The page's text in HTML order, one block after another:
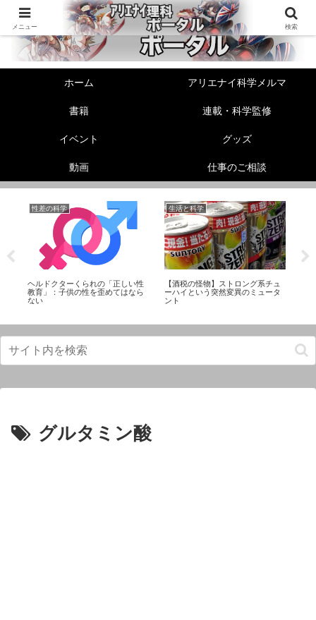
ホーム アリエナイ科学メルマ
書籍 連載・科学監修
イベント グッズ
動画 仕事のご相談
性差の科学
ヘルドクターくられの「正しい性
教育」：子供の性を歪めてはなら
ない
生活と科学
【酒税の怪物】ストロング系チュ
ーハイという突然変異のミュータ
ント
グルタミン酸
メニュー 検索